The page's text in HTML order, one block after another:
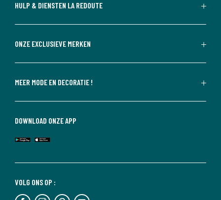
HULP & DIENSTEN LA REDOUTE
ONZE EXCLUSIEVE MERKEN
MEER MODE EN DECORATIE !
VOLG ONS OP :
DOWNLOAD ONZE APP